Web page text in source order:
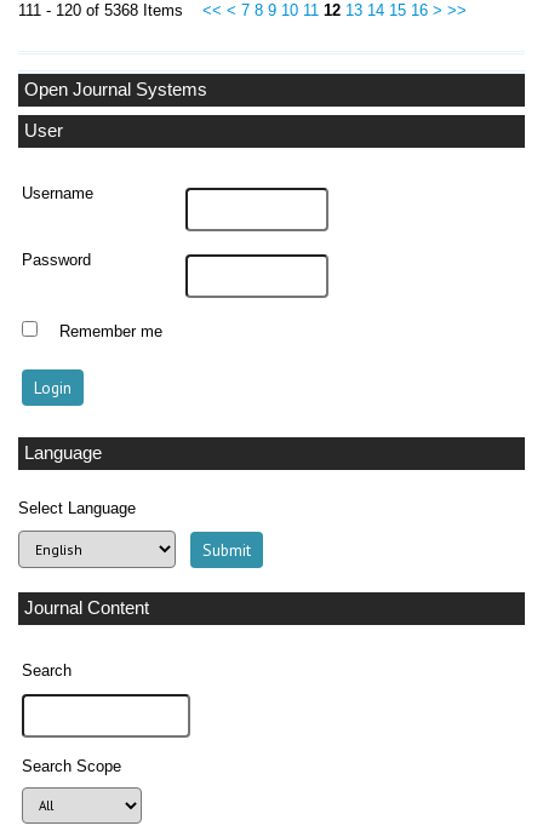
Open Journal Systems
User
Username
Password
Remember me
Language
Select Language
Journal Content
Search
Search Scope
111 - 120 of 5368 Items << < 7 8 9 10 11 12 13 14 15 16 > >>